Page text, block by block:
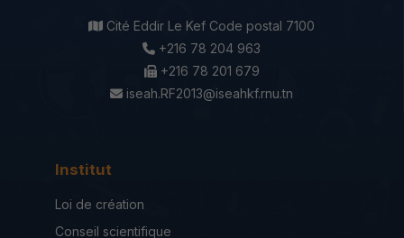
Cité Eddir Le Kef Code postal 7100
+216 78 204 963
+216 78 201 679
iseah.RF2013@iseahkf.rnu.tn
Institut
Loi de création
Conseil scientifique